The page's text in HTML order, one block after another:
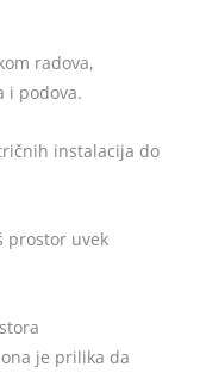
radova,
i podova.
instalacija do
prostor uvek
je prilika da